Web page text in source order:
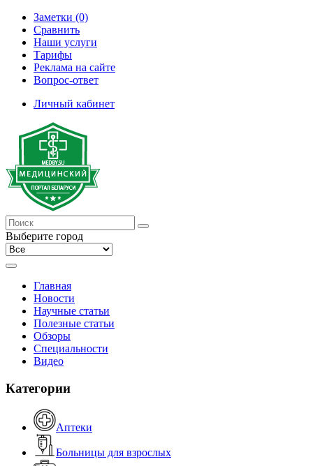
Заметки (0)
Сравнить
Наши услуги
Тарифы
Реклама на сайте
Вопрос-ответ
Личный кабинет
Выберите город
Главная
Новости
Научные статьи
Полезные статьи
Обзоры
Специальности
Видео
Категории
Аптеки
Больницы для взрослых